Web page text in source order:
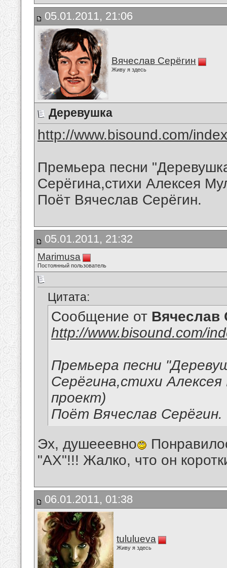
05.01.2011, 21:06
Вячеслав Серёгин
Живу я здесь
Деревушка
http://www.bisound.com/
Премьера песни
Серёгина,стихи Алексея
Поёт Вячеслав Серёгин.
05.01.2011, 21:32
Marimusa
Постоянный пользователь
Цитата:
Сообщение от Вячеслав
http://www.bisound.com/
Премьера песни
Серёгина,стихи
проект)
Поёт Вячеслав Серёгин.
Эх, душееевно
"АХ"!!! Жалко, что он
06.01.2011, 01:38
tululueva
Живу я здесь